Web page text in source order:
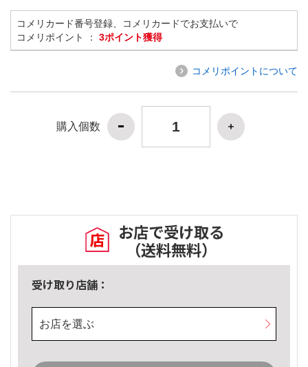
コメリカード番号登録、コメリカードでお支払いで
コメリポイント ： 3ポイント獲得
コメリポイントについて
購入個数
お店で受け取る
（送料無料）
受け取り店舗：
お店を選ぶ